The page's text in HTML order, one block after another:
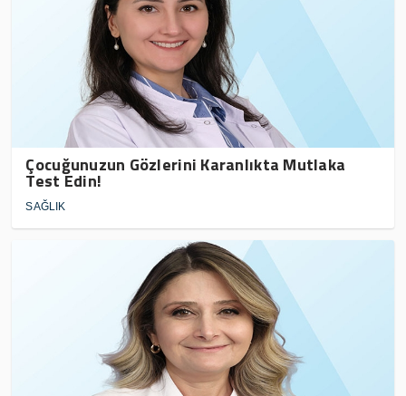
Çocuğunuzun Gözlerini Karanlıkta Mutlaka
Test Edin!
SAĞLIK